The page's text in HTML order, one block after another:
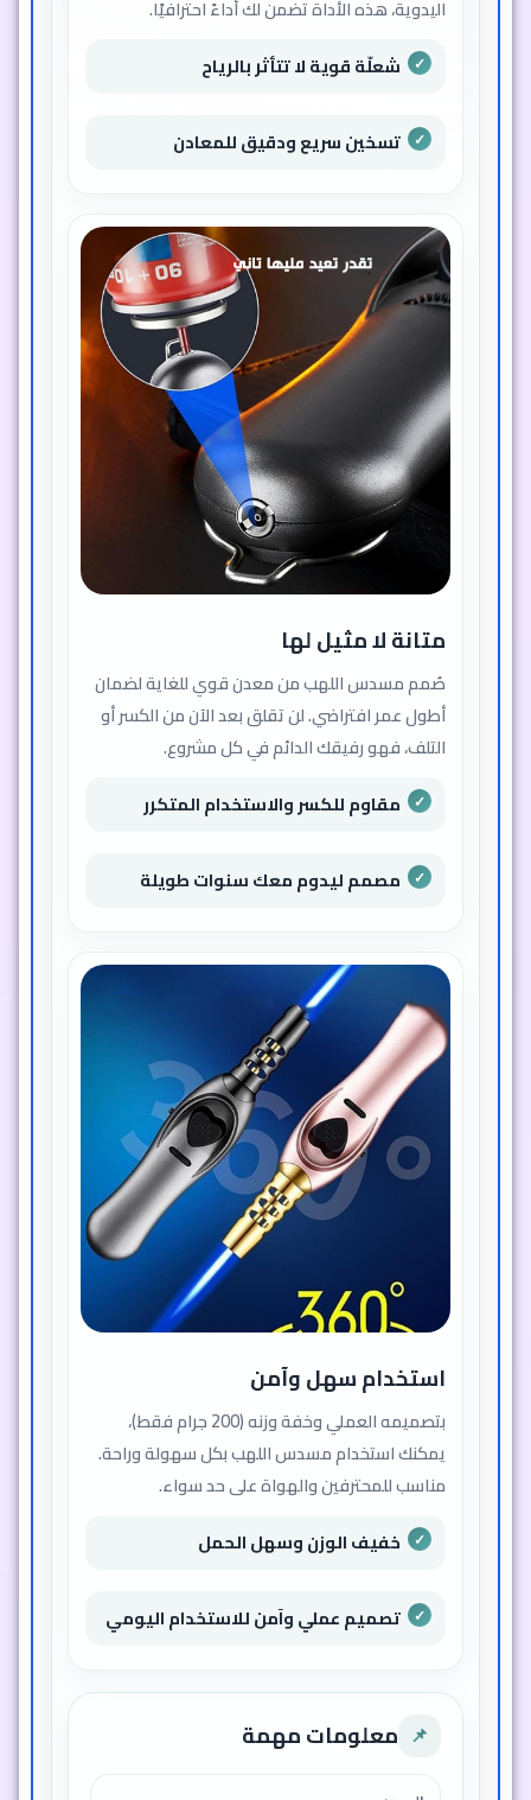
مقاوم للصدمات والكسر بفضل هيكله
المعدني القوي
يدوم معك لسنوات طويلة دون الحاجة
للاستبدال
وزن خفيف يسهل التحكم به
واستخدامه لفترات طويلة
صغير الحجم وسهل التخزين في أي
مكان
📌 معلومات مهمة